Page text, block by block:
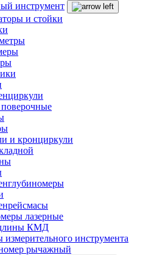
инструмент
и стойки
и кронциркули
лазерные
КМД
инструмента
рычажный